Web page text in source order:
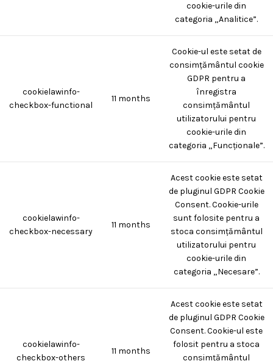
cookie-urile din
categoria „Analitice”.
cookielawinfo-
checkbox-functional
11 months
Cookie-ul este setat de
consimțământul cookie
GDPR pentru a
înregistra
consimțământul
utilizatorului pentru
cookie-urile din
categoria „Funcționale”.
cookielawinfo-
checkbox-necessary
11 months
Acest cookie este setat
de pluginul GDPR Cookie
Consent. Cookie-urile
sunt folosite pentru a
stoca consimțământul
utilizatorului pentru
cookie-urile din
categoria „Necesare”.
cookielawinfo-
checkbox-others
11 months
Acest cookie este setat
de pluginul GDPR Cookie
Consent. Cookie-ul este
folosit pentru a stoca
consimțământul